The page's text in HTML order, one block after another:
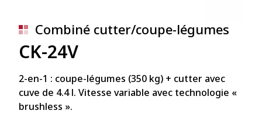
Combiné cutter/coupe-légumes
CK-24V
2-en-1 : coupe-légumes (350 kg) + cutter avec
cuve de 4.4 l. Vitesse variable avec technologie «
brushless ».